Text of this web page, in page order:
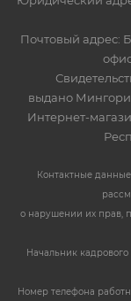
Почтовый адрес:
выдано
Интернет-
Контактные
о нарушении их прав,
Начальник
Номер телефона